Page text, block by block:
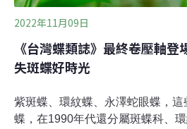
2022年11月09日
《台灣蝶類誌》最終卷壓軸
失斑蝶好時光
紫斑蝶、環紋蝶、永澤蛇眼蝶，這
蝶，在1990年代還分屬斑蝶科、